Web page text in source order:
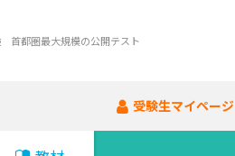
首都圏最大規模の公開テスト
受験生マイページ